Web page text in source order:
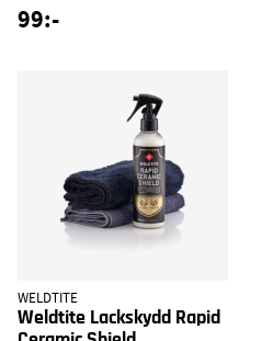
99:-
WELDTITE
Weldtite Lackskydd Rapid